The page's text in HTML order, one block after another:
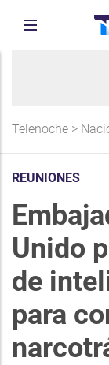
Telenoche >
REUNIONES
Unido
de
para